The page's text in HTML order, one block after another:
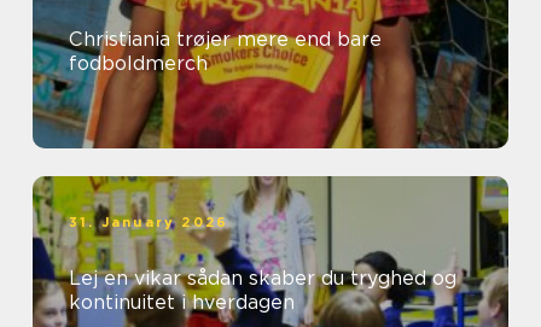
Christiania trøjer mere end bare
fodboldmerch
31. January 2026
Lej en vikar sådan skaber du tryghed og
kontinuitet i hverdagen